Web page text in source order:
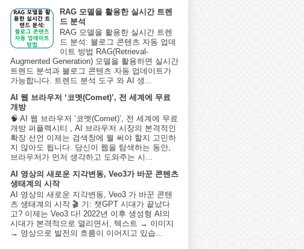
RAG 모델을 활용한 실시간 트렌
드 분석
RAG 모델을 활용한 실시간 트렌
드 분석: 블로그 콘텐츠 자동 업데
이트 방법 RAG(Retrieval-
Augmented Generation) 모델을 활용하면 실시간
트렌드 분석과 블로그 콘텐츠 자동 업데이트가
가능합니다. 트렌드 분석 도구 와 AI 생...
AI 웹 브라우저 ‘코멧(Comet)’, 전 세계에 무료
개방
🧠 AI 웹 브라우저 ‘코멧(Comet)’, 전 세계에 무료
개방 퍼플렉시티 , AI 브라우저 시장의 본격적인
확장 선언 이제는 검색창에 뭘 써야 할지 고민하
지 않아도 됩니다. 당신이 웹을 탐색하는 동안,
브라우저가 먼저 생각하고 도와주는 시...
AI 영상의 새로운 지각변동, Veo3가 바꾼 콘텐츠
생태계의 시작
AI 영상의 새로운 지각변동, Veo3 가 바꾼 콘텐
츠 생태계의 시작 🎬 기: 챗GPT 시대가 끝났다
고? 이제는 Veo3 다! 2022년 이후 생성형 AI의
시대가 본격적으로 열리면서, 텍스트 → 이미지
→ 영상으로 발전의 흐름이 이어지고 있습...